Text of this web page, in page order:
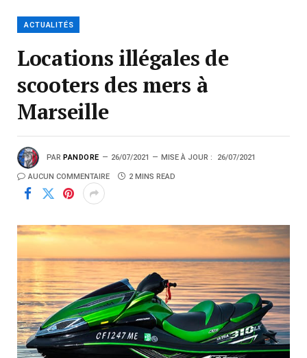
ACTUALITÉS
Locations illégales de
scooters des mers à
Marseille
PAR PANDORE 26/07/2021 MISE À JOUR : 26/07/2021
AUCUN COMMENTAIRE 2 MINS READ